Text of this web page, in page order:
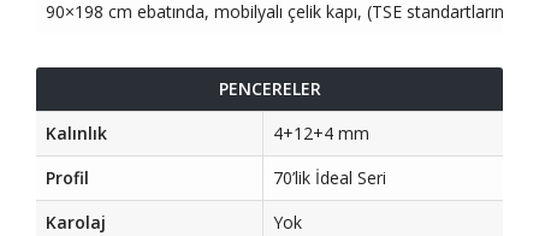
90×198 cm ebatında, mobilyalı çelik kapı, (TSE standartlarında)
PENCERELER
Kalınlık
4+12+4 mm
Profil
70’lik İdeal Seri
Karolaj
Yok